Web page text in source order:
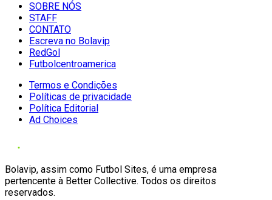
SOBRE NÓS
STAFF
CONTATO
Escreva no Bolavip
RedGol
Futbolcentroamerica
Termos e Condições
Políticas de privacidade
Política Editorial
Ad Choices
Bolavip, assim como Futbol Sites, é uma empresa
pertencente à Better Collective. Todos os direitos
reservados.